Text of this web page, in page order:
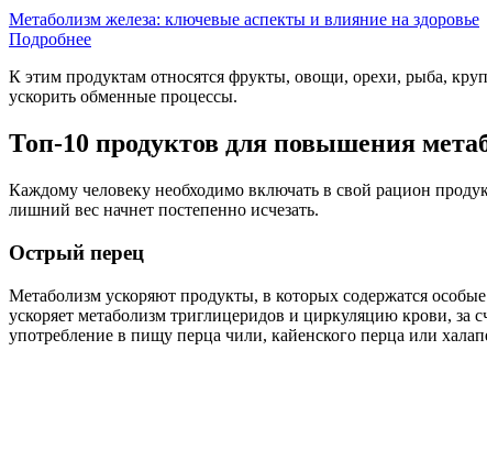
Метаболизм железа: ключевые аспекты и влияние на здоровье
Подробнее
К этим продуктам относятся фрукты, овощи, орехи, рыба,
ускорить обменные процессы.
Топ-10 продуктов для повышения
Каждому человеку необходимо включать в свой рацион
лишний вес начнет постепенно исчезать.
Острый перец
Метаболизм ускоряют продукты, в которых содержатся
ускоряет метаболизм триглицеридов и циркуляцию крови, за
употребление в пищу перца чили, кайенского перца или